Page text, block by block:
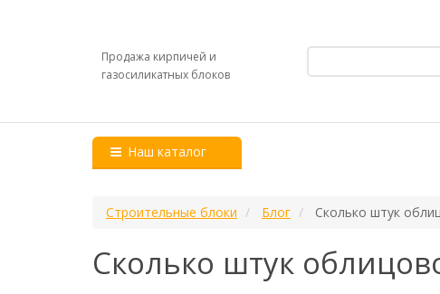
Продажа кирпичей и
газосиликатных блоков
Наш каталог
Строительные блоки Блог Сколько штук
Сколько штук